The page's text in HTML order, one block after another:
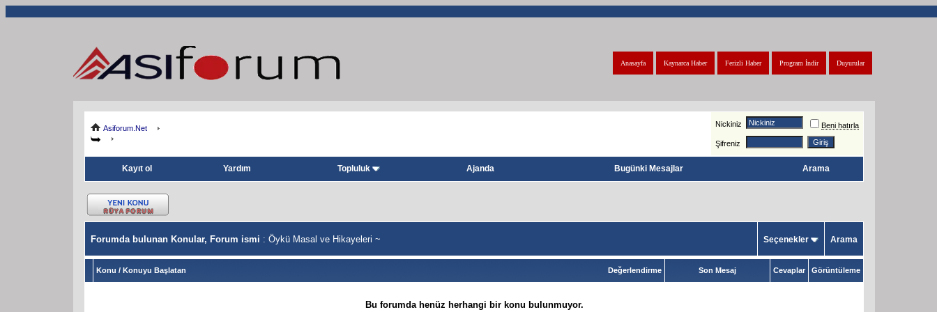
Duyurular
Program İndir
Ferizli Haber
Kaynarca Haber
Anasayfa
Asiforum.Net Nickiniz Beni hatırla
Şifreniz
Kayıt ol Yardım Topluluk Ajanda Bugünki Mesajlar Arama
Forumda bulunan Konular, Forum ismi : Öykü Masal ve Hikayeleri ~ Seçenekler Arama
Değerlendirme
Konu / Konuyu Başlatan Son Mesaj Cevaplar Görüntüleme
Bu forumda henüz herhangi bir konu bulunmuyor.